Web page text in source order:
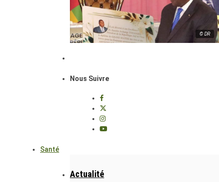
© DR
Nous Suivre
Santé
Actualité